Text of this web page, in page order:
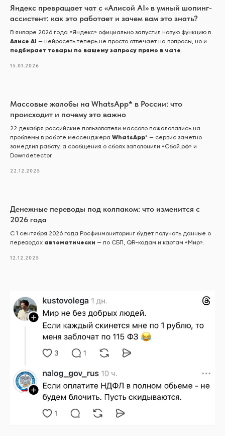
Яндекс превращает чат с «Алисой AI» в умный шопинг-
ассистент: как это работает и зачем вам это знать?
В январе 2026 года «Яндекс» официально запустил новую функцию в
Алисе AI — нейросеть теперь не просто отвечает на вопросы, но и
подбирает товары по вашему запросу прямо в чате
15.01.2026
Массовые жалобы на WhatsApp* в России: что
происходит и почему это важно
22 декабря российские пользователи массово пожаловались на
проблемы в работе мессенджера WhatsApp* — сервис заметно
замедлил работу, а сообщения о сбоях заполонили «Сбой.рф» и
Downdetector.
22.12.2025
Денежные переводы под колпаком: что изменится с
2026 года
С 1 сентября 2026 года Росфинмониторинг будет получать данные о
переводах автоматически — по СБП, QR-кодам и картам «Мир».
12.12.2025